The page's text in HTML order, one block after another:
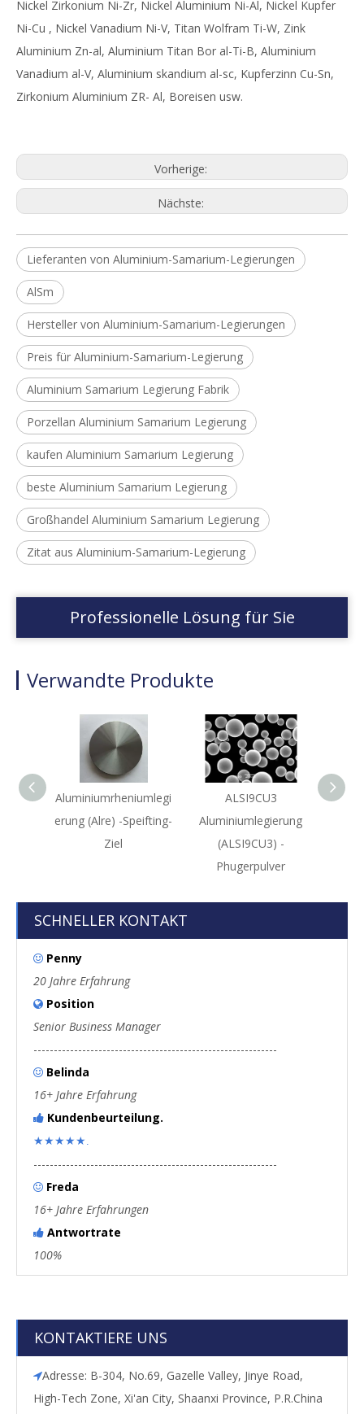
Nickel Zirkonium Ni-Zr, Nickel Aluminium Ni-Al, Nickel Kupfer
Ni-Cu , Nickel Vanadium Ni-V, Titan Wolfram Ti-W, Zink
Aluminium Zn-al, Aluminium Titan Bor al-Ti-B, Aluminium
Vanadium al-V, Aluminium skandium al-sc, Kupferzinn Cu-Sn,
Zirkonium Aluminium ZR- Al, Boreisen usw.
Vorherige:
Nächste:
Lieferanten von Aluminium-Samarium-Legierungen
AlSm
Hersteller von Aluminium-Samarium-Legierungen
Preis für Aluminium-Samarium-Legierung
Aluminium Samarium Legierung Fabrik
Porzellan Aluminium Samarium Legierung
kaufen Aluminium Samarium Legierung
beste Aluminium Samarium Legierung
Großhandel Aluminium Samarium Legierung
Zitat aus Aluminium-Samarium-Legierung
Professionelle Lösung für Sie
Verwandte Produkte
Aluminiumrheniumlegi
erung (Alre) -Speifting-
Ziel
ALSI9CU3
Aluminiumlegierung
(ALSI9CU3) -
Phugerpulver
SCHNELLER KONTAKT
 Penny
20 Jahre Erfahrung
 Position
Senior Business Manager
------------------------------------------------------------
 Belinda
16+ Jahre Erfahrung
 Kundenbeurteilung.
★★★★★.
------------------------------------------------------------
 Freda
16+ Jahre Erfahrungen
 Antwortrate
100%
KONTAKTIERE UNS
Adresse: B-304, No.69, Gazelle Valley, Jinye Road,
High-Tech Zone, Xi'an City, Shaanxi Province, P.R.China